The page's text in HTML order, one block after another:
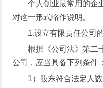
个人创业最常用的企
对这一形式略作说明。
1.设立有限责任公司
根据《公司法》第二
公司，应当具备下列条件：
1）股东符合法定人